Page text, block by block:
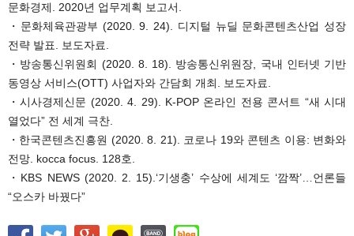
문화경제. 2020년 업무계획 보고서.
・문화체육관광부 (2020. 9. 24). 디지털 뉴딜 문화콘텐츠산업 성장
전략 발표. 보도자료.
・방송통신위원회 (2020. 8. 18). 방송통신위원장, 국내 인터넷 기반
동영상 서비스(OTT) 사업자와 간담회 개최. 보도자료.
・시사경제신문 (2020. 4. 29). K-POP 온라인 전용 콘서트 “새 시대
열었다” 전 세계 극찬.
・한국콘텐츠진흥원 (2020. 8. 21). 코로나 19와 콘텐츠 이용: 변화와
전망. kocca focus. 128호.
・KBS NEWS (2020. 2. 15).‘기생충’ 수상에 세계도 ‘깜짝’…언론들
“오스카 바꿨다”